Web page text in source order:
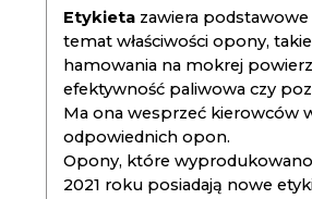
Etykieta zawiera
temat właściwości opony,
hamowania na mokrej
efektywność paliwowa czy
Ma ona wesprzeć kierowców
odpowiednich opon.
Opony, które
2021 roku posiadają nowe